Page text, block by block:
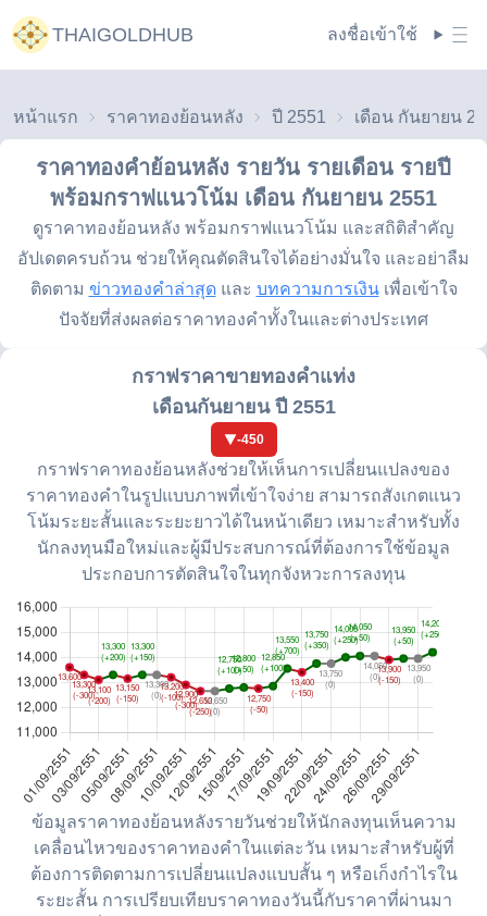
THAIGOLDHUB ลงชื่อเข้าใช้
หน้าแรก ราคาทองย้อนหลัง ปี 2551 เดือน กันยายน
ราคาทองคำย้อนหลัง รายวัน รายเดือน รายปี
พร้อมกราฟแนวโน้ม เดือน กันยายน 2551
ดูราคาทองย้อนหลัง พร้อมกราฟแนวโน้ม และสถิติสำคัญ
อัปเดตครบถ้วน ช่วยให้คุณตัดสินใจได้อย่างมั่นใจ และอย่าลืม
ติดตาม ข่าวทองคำล่าสุด และ บทความการเงิน เพื่อเข้าใจ
ปัจจัยที่ส่งผลต่อราคาทองคำทั้งในและต่างประเทศ
กราฟราคาขายทองคำแท่ง
เดือนกันยายน ปี 2551
-450
กราฟราคาทองย้อนหลังช่วยให้เห็นการเปลี่ยนแปลงของ
ราคาทองคำในรูปแบบภาพที่เข้าใจง่าย สามารถสังเกตแนว
โน้มระยะสั้นและระยะยาวได้ในหน้าเดียว เหมาะสำหรับทั้ง
นักลงทุนมือใหม่และผู้มีประสบการณ์ที่ต้องการใช้ข้อมูล
ประกอบการตัดสินใจในทุกจังหวะการลงทุน
ข้อมูลราคาทองย้อนหลังรายวันช่วยให้นักลงทุนเห็นความ
เคลื่อนไหวของราคาทองคำในแต่ละวัน เหมาะสำหรับผู้ที่
ต้องการติดตามการเปลี่ยนแปลงแบบสั้น ๆ หรือเก็งกำไรใน
ระยะสั้น การเปรียบเทียบราคาทองวันนี้กับราคาที่ผ่านมา